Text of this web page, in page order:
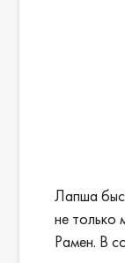
Лапша
не только
Рамен. В